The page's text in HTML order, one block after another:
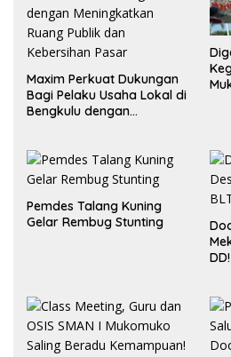
Maxim Perkuat Dukungan
Bagi Pelaku Usaha Lokal di
Bengkulu dengan
Pasar
Pemdes Talang Kuning
Gelar Rembug Stunting
DD!